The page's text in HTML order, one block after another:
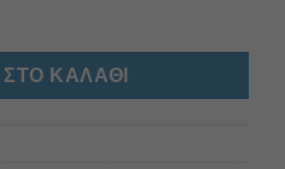
ΚΑΛΆΘΙ